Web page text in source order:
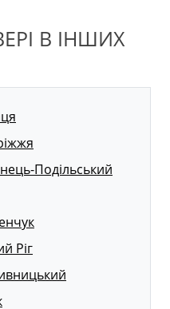
В ІНШИХ
Подільський
Ріг